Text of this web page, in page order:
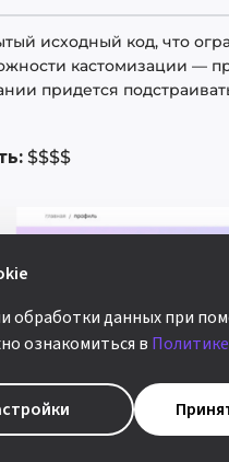
исходный код, что
кастомизации —
придется
$$$$
обработки данных при
ознакомиться в Политике